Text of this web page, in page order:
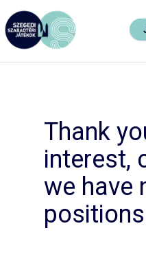
Thank
interest,
we have